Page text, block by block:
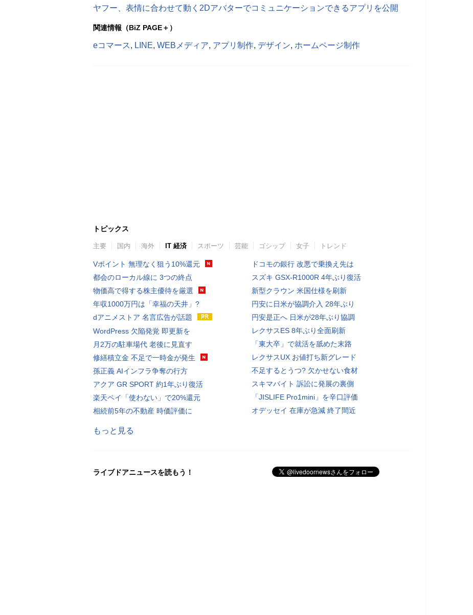
ヤフー、表情に合わせて動く2Dアバターでコミュニケーションできるアプリを公開
関連情報（BiZ PAGE＋）
eコマース, LINE, WEBメディア, アプリ制作, デザイン, ホームページ制作
トピックス
主要 国内 海外 IT 経済 スポーツ 芸能 ゴシップ 女子 トレンド
Vポイント 無理なく狙う10%還元
都会のローカル線に 3つの終点
物価高で得する株主優待を厳選
年収1000万円は「幸福の天井」?
dアニメストア 名言広告が話題
WordPress 欠陥発覚 即更新を
月2万の駐車場代 老後に見直す
修繕積立金 不足で一時金が発生
孫正義 AIインフラ争奪の行方
アクア GR SPORT 約1年ぶり復活
楽天ペイ「使わない」で20%還元
相続前5年の不動産 時価評価に
ドコモの銀行 改悪で乗換え先は
スズキ GSX-R1000R 4年ぶり復活
新型クラウン 米国仕様を刷新
円安に日米が協調介入 28年ぶり
円安是正へ 日米が28年ぶり協調
レクサスES 8年ぶり全面刷新
「東大卒」で就活を舐めた末路
レクサスUX お値打ち新グレード
不足するとうつ? 欠かせない食材
スキマバイト 訴訟に発展の裏側
「JISLIFE Pro1mini」を辛口評価
オデッセイ 在庫が急減 終了間近
もっと見る
ライブドアニュースを読もう！